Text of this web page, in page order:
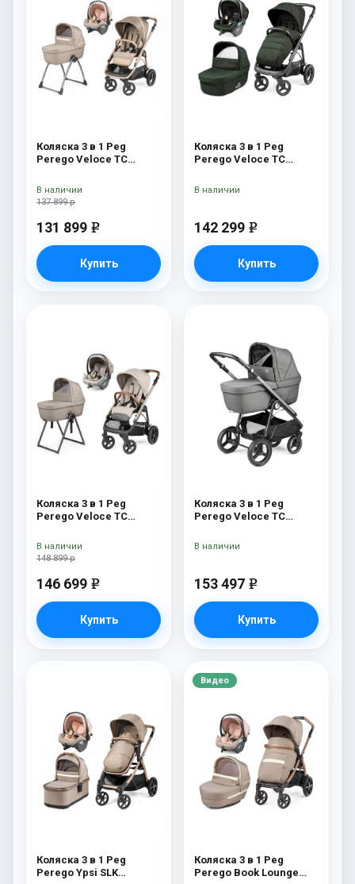
Коляска 3 в 1 Peg
Perego Veloce TC
Amour
137 899 р
131 899 e
Купить
В наличии
Коляска 3 в 1 Peg
Perego Veloce TC
142 299 e
Купить
В наличии
Коляска 3 в 1 Peg
Perego Veloce TC
New
148 899 р
146 699 e
Купить
В наличии
Коляска 3 в 1 Peg
Perego Veloce TC
Mercury
153 497 e
Купить
В наличии
Коляска 3 в 1 Peg
Perego Ypsi SLK
Видео
Коляска 3 в 1 Peg
Perego Book Lounge